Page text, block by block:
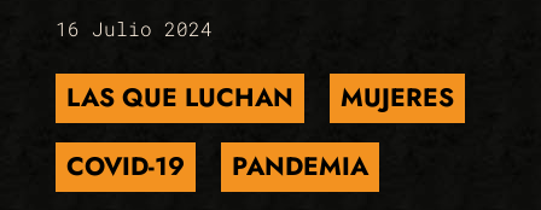
16 Julio 2024
LAS QUE LUCHAN
MUJERES
COVID-19
PANDEMIA